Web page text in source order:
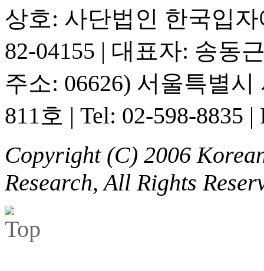
상호: 사단법인 한국입
82-04155 | 대표자: 송동
주소: 06626) 서울특별
811호 | Tel: 02-598-8835 |
Copyright (C) 2006
Research, All Rights